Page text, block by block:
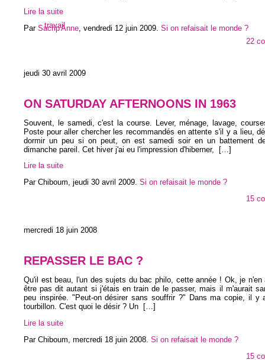
Lire la suite
Par Sacrip'Anne vendredi 12 juin 2009 Si on refaisait le monde ?
travail
22
jeudi 30 avril 2009
ON SATURDAY AFTERNOONS IN 1963
Souvent, le samedi, c'est la course. Lever, ménage, lavage,
Poste pour aller chercher les recommandés en attente s'il y a lieu,
dormir un peu si on peut, on est samedi soir en un battement
dimanche pareil. Cet hiver j'ai eu l'impression d'hiberner,
[…]
Lire la suite
Par Chiboum, jeudi 30 avril 2009. Si on refaisait le monde ?
15
mercredi 18 juin 2008
REPASSER LE BAC ?
Qu'il est beau, l'un des sujets du bac philo, cette année ! Ok, je n'en
être pas dit autant si j'étais en train de le passer, mais il m'aurait
peu inspirée. "Peut-on désirer sans souffrir ?" Dans ma copie, il y
tourbillon. C'est quoi le désir ? Un
[…]
Lire la suite
Par Chiboum, mercredi 18 juin 2008 Si on refaisait le monde ?
15